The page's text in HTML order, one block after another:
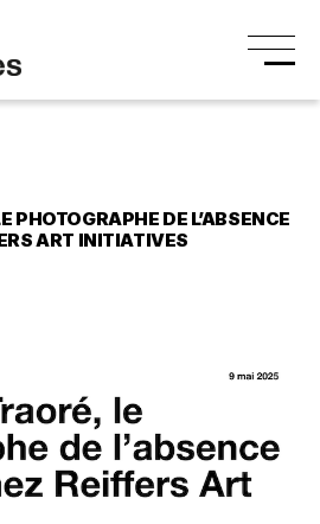
PHOTOGRAPHE DE L’ABSENCE
ART INITIATIVES